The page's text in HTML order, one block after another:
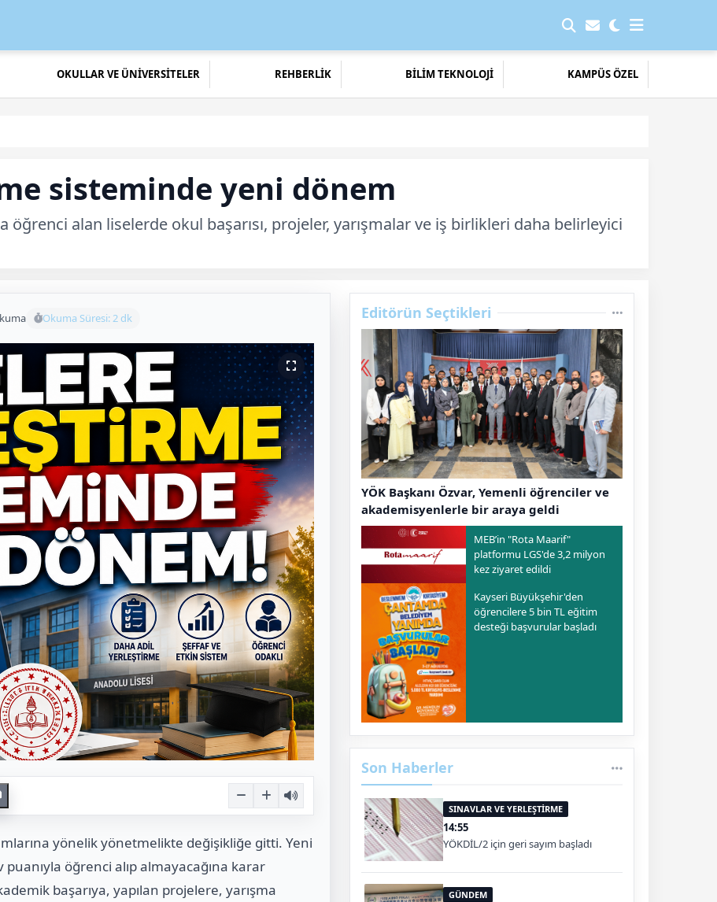
OKULLAR VE ÜNİVERSİTELER REHBERLİK BİLİM TEKNOLOJİ KAMPÜS ÖZEL
sisteminde yeni dönem
öğrenci alan liselerde okul başarısı, projeler, yarışmalar ve iş birlikleri daha belirleyici
Okuma Süresi: 2 dk
yönelik yönetmelikte değişikliğe gitti. Yeni
öğrenci alıp almayacağına karar
başarıya, yapılan projelere, yarışma
Editörün Seçtikleri
YÖK Başkanı Özvar, Yemenli öğrenciler ve
akademisyenlerle bir araya geldi
MEB’in "Rota Maarif"
platformu LGS'de 3,2 milyon
kez ziyaret edildi
Kayseri Büyükşehir'den
öğrencilere 5 bin TL eğitim
desteği başvurular başladı
Son Haberler
SINAVLAR VE YERLEŞTİRME
14:55
YÖKDİL/2 için geri sayım başladı
GÜNDEM